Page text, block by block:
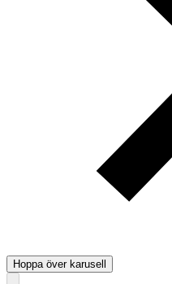
Hoppa över karusell